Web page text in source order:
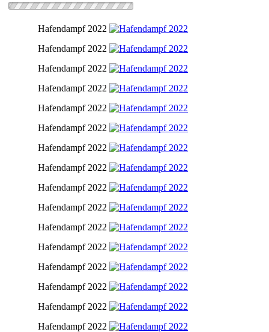
Hafendampf 2022
Hafendampf 2022
Hafendampf 2022
Hafendampf 2022
Hafendampf 2022
Hafendampf 2022
Hafendampf 2022
Hafendampf 2022
Hafendampf 2022
Hafendampf 2022
Hafendampf 2022
Hafendampf 2022
Hafendampf 2022
Hafendampf 2022
Hafendampf 2022
Hafendampf 2022